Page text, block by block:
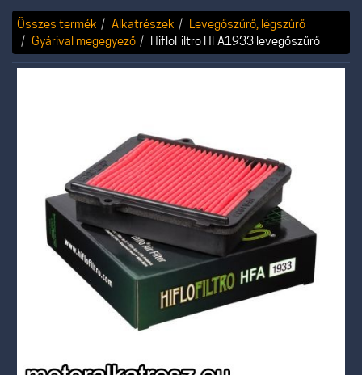
Összes termék Alkatrészek
Levegőszűrő, légszűrő
Gyárival megegyező
HifloFiltro HFA1933 levegőszűrő